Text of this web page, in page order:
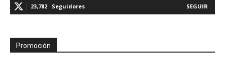
23,782 Seguidores SEGUIR
Promoción